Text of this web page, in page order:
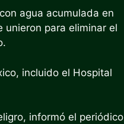
agua acumulada en
para eliminar el
incluido el Hospital
informó el periódico